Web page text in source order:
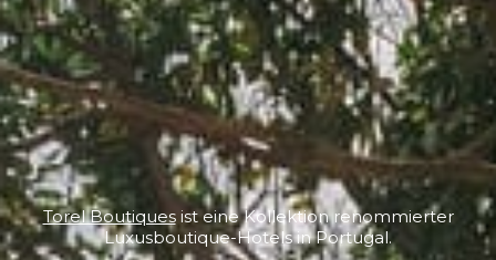
Torel Boutiquesist eine Kollektion renommierter
Luxusboutique-Hotels in Portugal.